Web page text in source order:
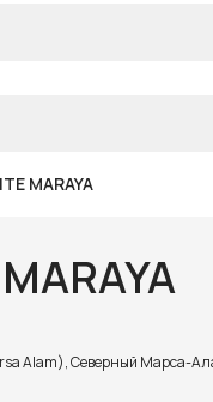
MARAYA
Alam), Северный Марса-